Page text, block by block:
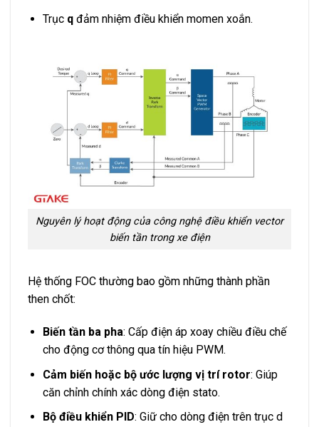
Trục qđảm nhiệm điều khiển momen xoắn.
Nguyên lý hoạt động của công nghệ điều khiển vector
biến tần trong xe điện
Hệ thống FOC thường bao gồm những thành phần
then chốt:
Biến tần ba pha: Cấp điện áp xoay chiều điều chế
cho động cơ thông qua tín hiệu PWM.
Cảm biến hoặc bộ ước lượng vị trí rotor: Giúp
căn chỉnh chính xác dòng điện stato.
Bộ điều khiển PID: Giữ cho dòng điện trên trục d